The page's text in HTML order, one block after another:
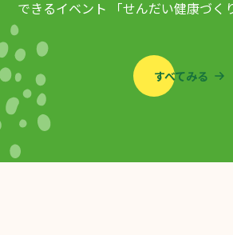
できるイベント 「せんだい健康づく
みんなの熱中症対策...
すべてみる